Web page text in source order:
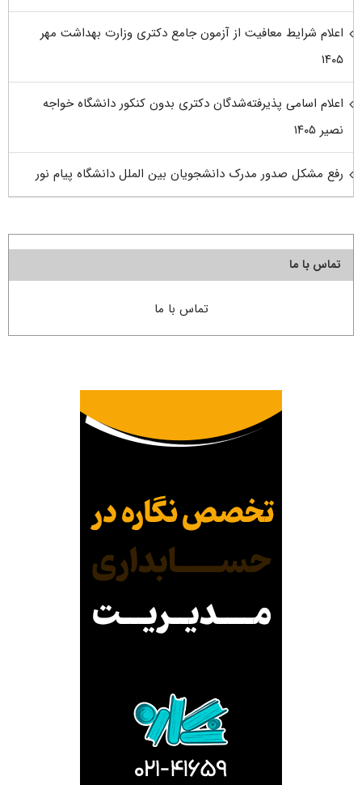
اعلام شرایط معافیت از آزمون جامع دکتری وزارت بهداشت مهر
۱۴۰۵
اعلام اسامی پذیرفته‌شدگان دکتری بدون کنکور دانشگاه خواجه
نصیر ۱۴۰۵
رفع مشکل صدور مدرک دانشجویان بین الملل دانشگاه پیام نور
تماس با ما
تماس با ما